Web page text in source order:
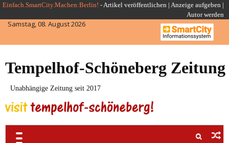
Skip
to
content
Einfach.SmartCity.Machen:Berlin! -Artikel veröffentlichen | Anzeige aufgeben |
Autor werden
Samstag, 08. August 2026
Tempelhof-Schöneberg Zeitung
Unabhängige Zeitung seit 2017